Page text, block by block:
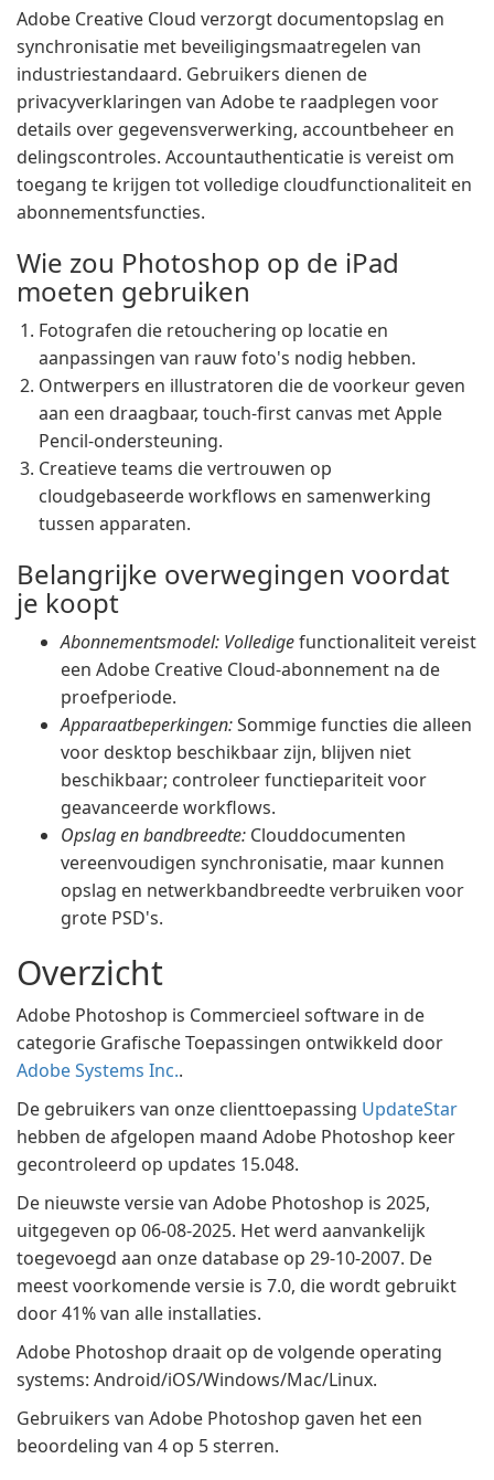
Adobe Creative Cloud verzorgt documentopslag en
synchronisatie met beveiligingsmaatregelen van
industriestandaard. Gebruikers dienen de
privacyverklaringen van Adobe te raadplegen voor
details over gegevensverwerking, accountbeheer en
delingscontroles. Accountauthenticatie is vereist om
toegang te krijgen tot volledige cloudfunctionaliteit en
abonnementsfuncties.
Wie zou Photoshop op de iPad
moeten gebruiken
Fotografen die retouchering op locatie en
aanpassingen van rauw foto's nodig hebben.
Ontwerpers en illustratoren die de voorkeur geven
aan een draagbaar, touch-first canvas met Apple
Pencil-ondersteuning.
Creatieve teams die vertrouwen op
cloudgebaseerde workflows en samenwerking
tussen apparaten.
Belangrijke overwegingen voordat
je koopt
Abonnementsmodel: Volledigefunctionaliteit vereist
een Adobe Creative Cloud-abonnement na de
proefperiode.
Apparaatbeperkingen:Sommige functies die alleen
voor desktop beschikbaar zijn, blijven niet
beschikbaar; controleer functiepariteit voor
geavanceerde workflows.
Opslag en bandbreedte: Clouddocumenten
vereenvoudigen synchronisatie, maar kunnen
opslag en netwerkbandbreedte verbruiken voor
grote PSD's.
Overzicht
Adobe Photoshop is Commercieel software in de
categorie Grafische Toepassingen ontwikkeld door
Adobe Systems Inc..
De gebruikers van onze clienttoepassing UpdateStar
hebben de afgelopen maand Adobe Photoshop keer
gecontroleerd op updates 15.048.
De nieuwste versie van Adobe Photoshop is 2025,
uitgegeven op 06-08-2025. Het werd aanvankelijk
toegevoegd aan onze database op 29-10-2007. De
meest voorkomende versie is 7.0, die wordt gebruikt
door 41% van alle installaties.
Adobe Photoshop draait op de volgende operating
systems: Android/iOS/Windows/Mac/Linux.
Gebruikers van Adobe Photoshop gaven het een
beoordeling van 4 op 5 sterren.